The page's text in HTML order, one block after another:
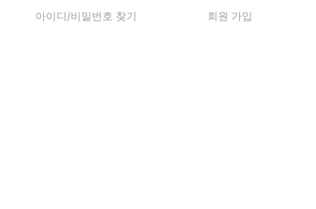
아이디/비밀번호 찾기 회원 가입